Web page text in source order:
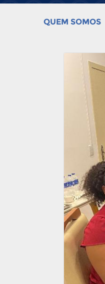
QUEM SOMOS